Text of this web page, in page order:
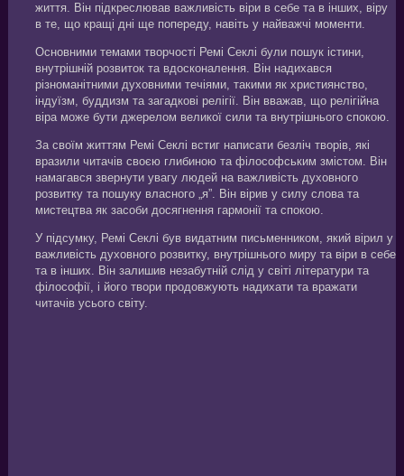
життя. Він підкреслював важливість віри в себе та в інших, віру
в те, що кращі дні ще попереду, навіть у найважчі моменти.
Основними темами творчості Ремі Секлі були пошук істини,
внутрішній розвиток та вдосконалення. Він надихався
різноманітними духовними течіями, такими як християнство,
індуїзм, буддизм та загадкові релігії. Він вважав, що релігійна
віра може бути джерелом великої сили та внутрішнього спокою.
За своїм життям Ремі Секлі встиг написати безліч творів, які
вразили читачів своєю глибиною та філософським змістом. Він
намагався звернути увагу людей на важливість духовного
розвитку та пошуку власного „я”. Він вірив у силу слова та
мистецтва як засоби досягнення гармонії та спокою.
У підсумку, Ремі Секлі був видатним письменником, який вірил у
важливість духовного розвитку, внутрішнього миру та віри в себе
та в інших. Він залишив незабутній слід у світі літератури та
філософії, і його твори продовжують надихати та вражати
читачів усього світу.